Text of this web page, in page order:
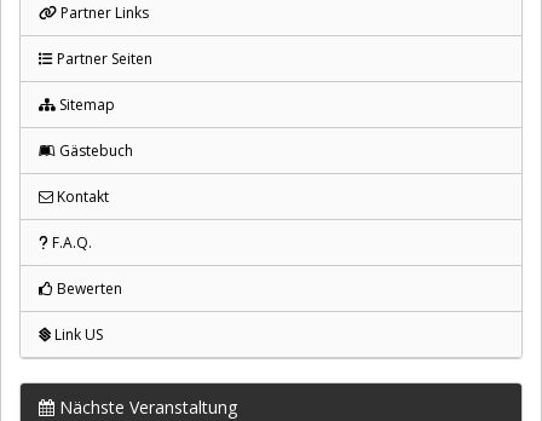
Partner Links
Partner Seiten
Sitemap
Gästebuch
Kontakt
F.A.Q.
Bewerten
Link US
Nächste Veranstaltung